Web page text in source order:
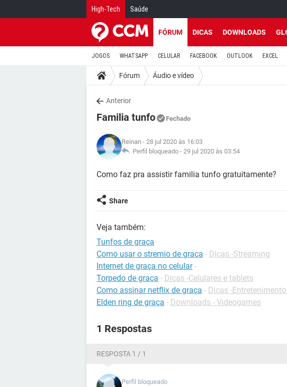
High-Tech Saúde
FÓRUM DICAS DOWNLOADS
JOGOS WHATSAPP CELULAR FACEBOOK OUTLOOK EXCEL
Fórum Áudio e vídeo
Anterior
Familia tunfo Fechado
Reinan - 28 jul 2020 às 16:03
Perfil bloqueado - 29 jul 2020 às 03:54
Como faz pra assistir familia tunfo gratuitamente?
Share
Veja também:
Tunfos de graça
Como usar o stremio de graça - Dicas -Streaming
Internet de graça no celular -
Torpedo de graça - Dicas -Celulares e tablets
Como assinar netflix de graça - Dicas -
Elden ring de graça - Downloads - Videogames
1 Respostas
RESPOSTA 1 / 1
Perfil bloqueado